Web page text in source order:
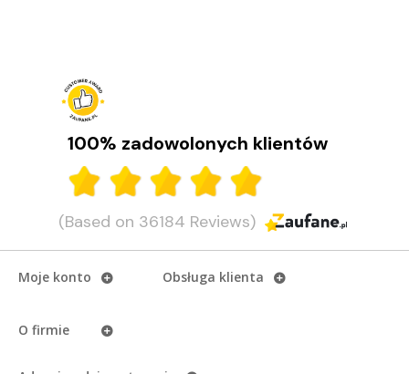
110 i 210
Garmin Rally 110 i 210 to pedały z miernikiem mocy. Poznaj ich
najważniejsze funkcje, różnice i wybierz model dla siebie.
CZYTAJ DALEJ
100% zadowolonych klientów
(Based on 36184 Reviews)
Moje konto
O firmie
Obsługa klienta